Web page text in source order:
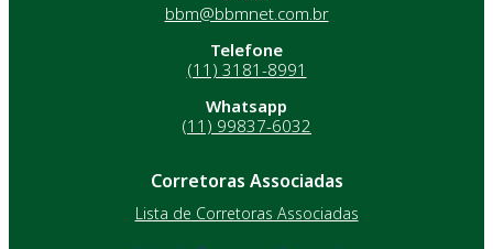
bbm@bbmnet.com.br
Telefone
(11) 3181-8991
Whatsapp
(11) 99837-6032
Corretoras Associadas
Lista de Corretoras Associadas